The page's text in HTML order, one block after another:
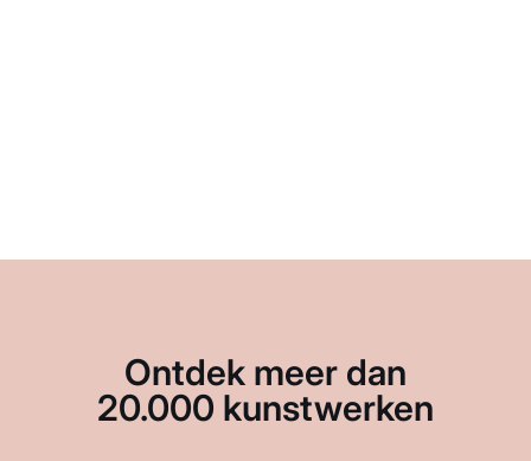
Ontdek meer dan
20.000 kunstwerken